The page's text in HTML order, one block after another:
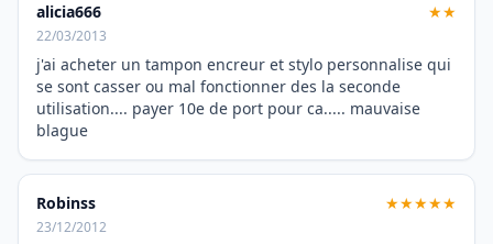
alicia666 ★★
22/03/2013
j'ai acheter un tampon encreur et stylo personnalise qui
se sont casser ou mal fonctionner des la seconde
utilisation.... payer 10e de port pour ca..... mauvaise
blague
Robinss ★★★★★
23/12/2012